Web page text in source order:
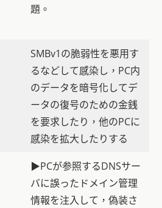
題。
SMBv1の脆弱性を悪用す
るなどして感染し，PC内
のデータを暗号化してデ
ータの復号のための金銭
を要求したり，他のPCに
感染を拡大したりする
▶PCが参照するDNSサー
バに誤ったドメイン管理
情報を注入して，偽装さ